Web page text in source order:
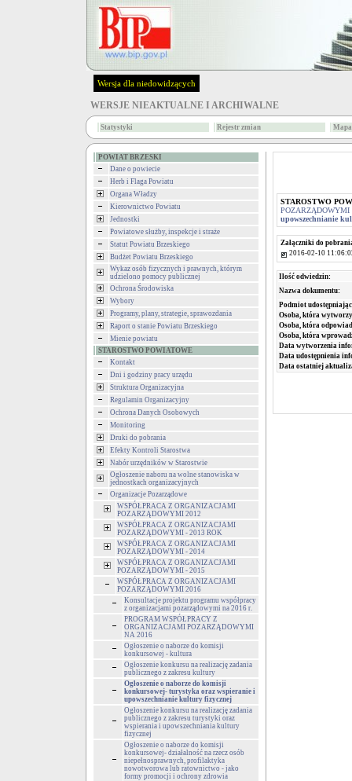
Wersja dla niedowidzących
WERSJE NIEAKTUALNE I ARCHIWALNE
Statystyki Rejestr zmian
POWIAT BRZESKI
Dane o powiecie
Herb i Flaga Powiatu
Organa Władzy
Kierownictwo Powiatu
Jednostki
Powiatowe służby, inspekcje i straże
Statut Powiatu Brzeskiego
Budżet Powiatu Brzeskiego
Wykaz osób fizycznych i prawnych, którym
udzielono pomocy publicznej
Ochrona Środowiska
Wybory
Programy, plany, strategie, sprawozdania
Raport o stanie Powiatu Brzeskiego
Mienie powiatu
STAROSTWO POWIATOWE
Kontakt
Dni i godziny pracy urzędu
Struktura Organizacyjna
Regulamin Organizacyjny
Ochrona Danych Osobowych
Monitoring
Druki do pobrania
Efekty Kontroli Starostwa
Nabór urzędników w Starostwie
Ogłoszenie naboru na wolne stanowiska w
jednostkach organizacyjnych
Organizacje Pozarządowe
WSPÓŁPRACA Z ORGANIZACJAMI
POZARZĄDOWYMI 2012
WSPÓŁPRACA Z ORGANIZACJAMI
POZARZĄDOWYMI - 2013 ROK
WSPÓŁPRACA Z ORGANIZACJAMI
POZARZĄDOWYMI - 2014
WSPÓŁPRACA Z ORGANIZACJAMI
POZARZĄDOWYMI - 2015
WSPÓŁPRACA Z ORGANIZACJAMI
POZARZĄDOWYMI 2016
Konsultacje projektu programu współpracy
z organizacjami pozarządowymi na 2016 r.
PROGRAM WSPÓŁPRACY Z
ORGANIZACJAMI POZARZĄDOWYMI
NA 2016
Ogłoszenie o naborze do komisji
konkursowej - kultura
Ogłoszenie konkursu na realizację zadania
publicznego z zakresu kultury
Ogłoszenie o naborze do komisji
konkursowej- turystyka oraz wspieranie i
upowszechnianie kultury fizycznej
Ogłoszenie konkursu na realizację zadania
publicznego z zakresu turystyki oraz
wspierania i upowszechniania kultury
fizycznej
Ogłoszenie o naborze do komisji
konkursowej- działalność na rzecz osób
niepełnosprawnych, profilaktyka
nowotworowa lub ratownictwo - jako
formy promocji i ochrony zdrowia
STAROSTWO
POZARZĄDOWYMI
upowszechnianie
Załączniki do
2016-02-10
Ilość odwiedzin:
Nazwa dokumentu:
Podmiot
Osoba, która
Osoba, która
Osoba, która
Data wytworzenia
Data udostępnienia
Data ostatniej